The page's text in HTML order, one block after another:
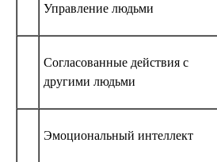
Управление людьми
Согласованные действия с
другими людьми
Эмоциональный интеллект